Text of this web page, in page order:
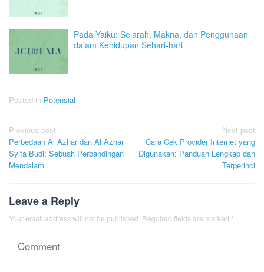
Pada Yaiku: Sejarah, Makna, dan Penggunaan
dalam Kehidupan Sehari-hari
Posted in Potensial
Post
navigation
Previous post
Perbedaan Al Azhar dan Al Azhar
Syifa Budi: Sebuah Perbandingan
Mendalam
Next post
Cara Cek Provider Internet yang
Digunakan: Panduan Lengkap dan
Terperinci
Leave a Reply
Your email address will not be published. Required fields are marked *